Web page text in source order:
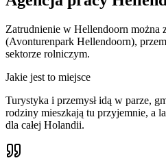
Zatrudnienie w Hellendoorn można
(Avonturenpark Hellendoorn),
sektorze rolniczym.
Jakie jest to miejsce
Turystyka i przemysł idą w parze,
rodziny mieszkają tu przyjemnie, a
dla całej Holandii.